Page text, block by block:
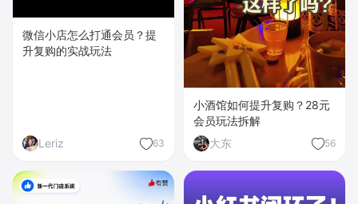
微信小店怎么打通会员？提
升复购的实战玩法
Leriz 63
小酒馆如何提升复购？28元
会员玩法拆解
大东
56